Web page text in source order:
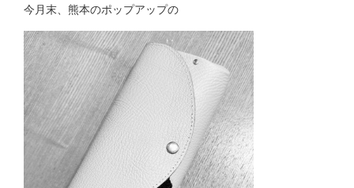
今月末、熊本のポップアップの